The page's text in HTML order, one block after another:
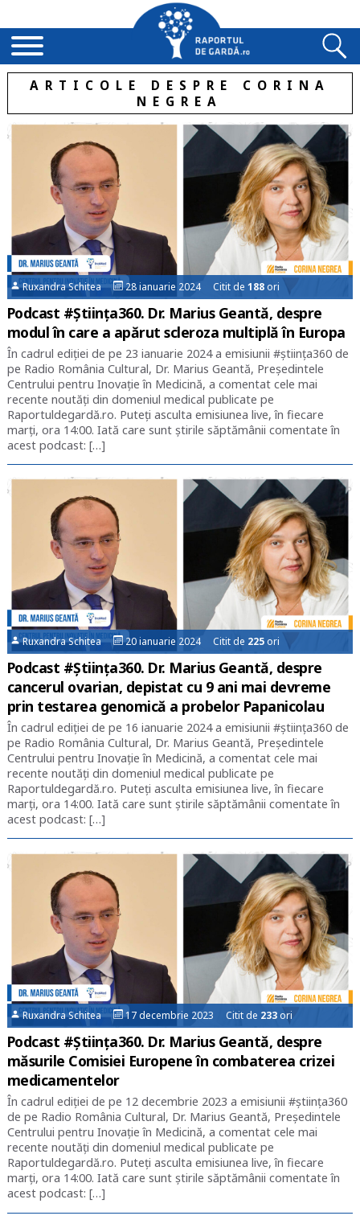
ARTICOLE DESPRE CORINA
NEGREA
Ruxandra Schitea 28 ianuarie 2024 Citit de188ori
Podcast #Știința360. Dr. Marius Geantă, despre
modul în care a apărut scleroza multiplă în Europa
În cadrul ediției de pe 23 ianuarie 2024 a emisiunii #știința360 de
pe Radio România Cultural, Dr. Marius Geantă, Președintele
Centrului pentru Inovație în Medicină, a comentat cele mai
recente noutăți din domeniul medical publicate pe
Raportuldegardă.ro. Puteți asculta emisiunea live, în fiecare
marți, ora 14:00. Iată care sunt știrile săptămânii comentate în
acest podcast: […]
Ruxandra Schitea 20 ianuarie 2024 Citit de 225ori
Podcast #Știința360. Dr. Marius Geantă, despre
cancerul ovarian, depistat cu 9 ani mai devreme
prin testarea genomică a probelor Papanicolau
În cadrul ediției de pe 16 ianuarie 2024 a emisiunii #știința360 de
pe Radio România Cultural, Dr. Marius Geantă, Președintele
Centrului pentru Inovație în Medicină, a comentat cele mai
recente noutăți din domeniul medical publicate pe
Raportuldegardă.ro. Puteți asculta emisiunea live, în fiecare
marți, ora 14:00. Iată care sunt știrile săptămânii comentate în
acest podcast: […]
Ruxandra Schitea 17 decembrie 2023 Citit de 233 ori
Podcast #Știința360. Dr. Marius Geantă, despre
măsurile Comisiei Europene în combaterea crizei
medicamentelor
În cadrul ediției de pe 12 decembrie 2023 a emisiunii #știința360
de pe Radio România Cultural, Dr. Marius Geantă, Președintele
Centrului pentru Inovație în Medicină, a comentat cele mai
recente noutăți din domeniul medical publicate pe
Raportuldegardă.ro. Puteți asculta emisiunea live, în fiecare
marți, ora 14:00. Iată care sunt știrile săptămânii comentate în
acest podcast: […]